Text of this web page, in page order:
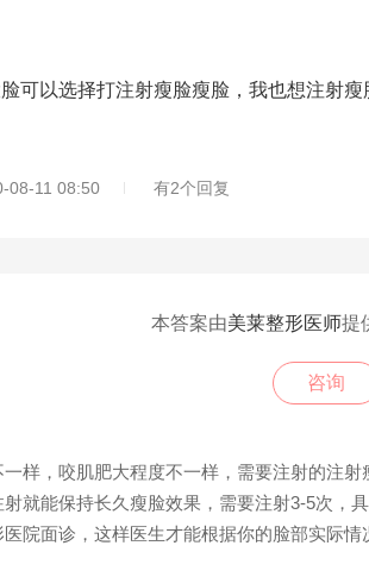
以选择打注射瘦脸瘦脸，我也想注射瘦
08-11 08:50 有2个回复
本答案由美莱整形医师提
咨询
，咬肌肥大程度不一样，需要注射的注射
就能保持长久瘦脸效果，需要注射3-5次，具
院面诊，这样医生才能根据你的脸部实际情